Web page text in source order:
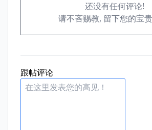
还没有任何评论!
请不吝赐教, 留下您的宝
跟帖评论